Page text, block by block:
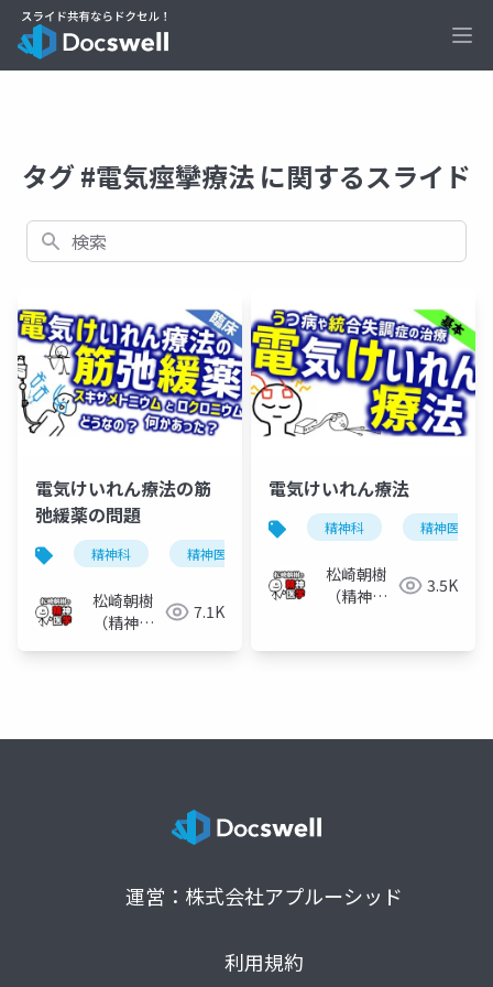
タグ #電気痙攣療法 に関するスライド
検索
電気けいれん療法の筋
弛緩薬の問題
精神科 精神医学
松崎朝樹
（精神科
7.1K
電気けいれん療法
精神科 精神医学
松崎朝樹
（精神科
3.5K
運営：株式会社アプルーシッド
利用規約